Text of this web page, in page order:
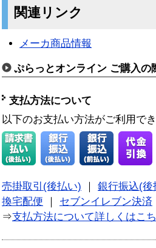
関連リンク
メーカ商品情報
ぷらっとオンライン ご購入の
支払方法について
以下のお支払い方法がご利用で
売掛取引(後払い)
銀行振込(後
換宅配便
セブンイレブン決済
⇒支払方法について詳しくはこ